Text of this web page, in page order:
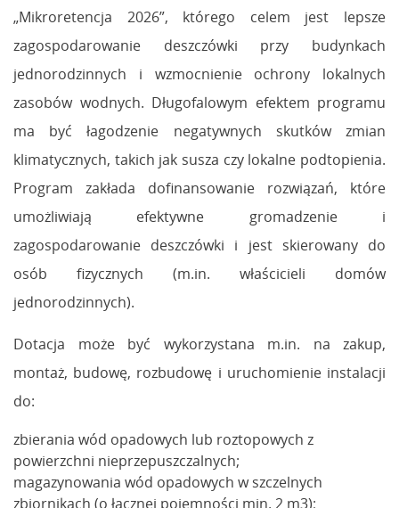
„Mikroretencja 2026”, którego celem jest lepsze
zagospodarowanie deszczówki przy budynkach
jednorodzinnych i wzmocnienie ochrony lokalnych
zasobów wodnych. Długofalowym efektem programu
ma być łagodzenie negatywnych skutków zmian
klimatycznych, takich jak susza czy lokalne podtopienia.
Program zakłada dofinansowanie rozwiązań, które
umożliwiają efektywne gromadzenie i
zagospodarowanie deszczówki i jest skierowany do
osób fizycznych (m.in. właścicieli domów
jednorodzinnych).
Dotacja może być wykorzystana m.in. na zakup,
montaż, budowę, rozbudowę i uruchomienie instalacji
do:
zbierania wód opadowych lub roztopowych z
powierzchni nieprzepuszczalnych;
magazynowania wód opadowych w szczelnych
zbiornikach (o łącznej pojemności min. 2 m3);